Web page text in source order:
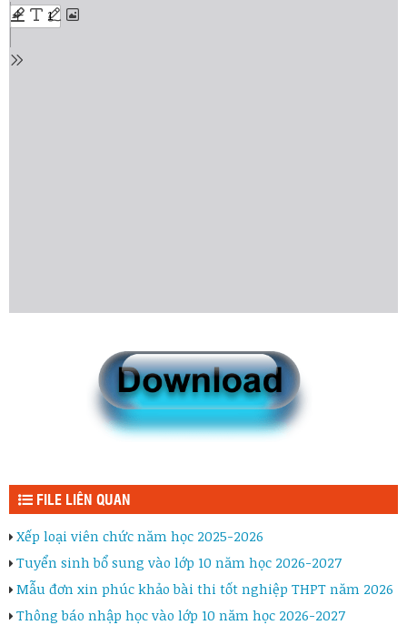
FILE LIÊN QUAN
Xếp loại viên chức năm học 2025-2026
Tuyển sinh bổ sung vào lớp 10 năm học 2026-2027
Mẫu đơn xin phúc khảo bài thi tốt nghiệp THPT năm 2026
Thông báo nhập học vào lớp 10 năm học 2026-2027